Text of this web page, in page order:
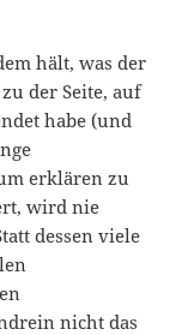
hält, was der
der Seite, auf
habe (und
erklären zu
wird nie
dessen viele
nicht das